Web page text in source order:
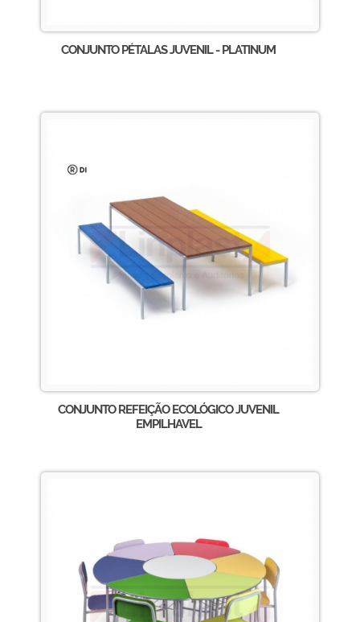
CONJUNTO PÉTALAS JUVENIL - PLATINUM
CONJUNTO REFEIÇÃO ECOLÓGICO JUVENIL
EMPILHAVEL